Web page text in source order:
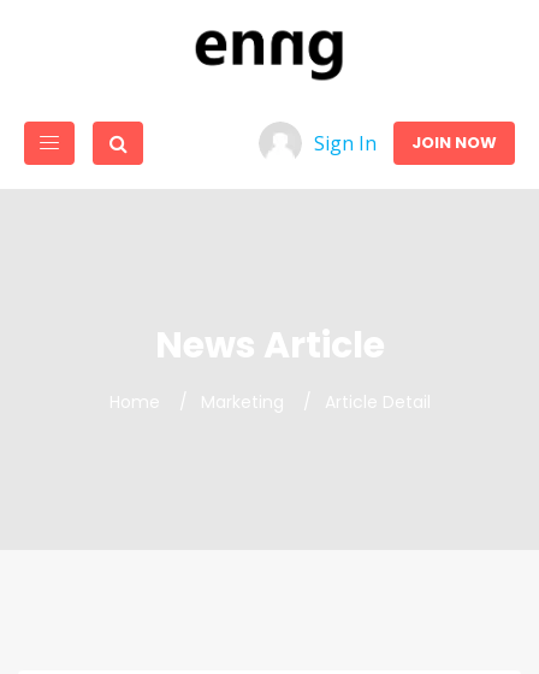
Sign In JOIN NOW
News Article
Home Marketing Article Detail